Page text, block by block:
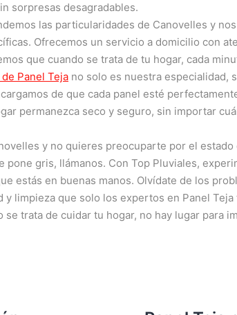
sorpresas desagradables.
las particularidades de Canovelles y
Ofrecemos un servicio a domicilio con
que cuando se trata de tu hogar, cada
Panel Teja no solo es nuestra especialidad,
de que cada panel esté
permanezca seco y seguro, sin importar
y no quieres preocuparte por el estado
pone gris, llámanos. Con Top Pluviales,
estás en buenas manos. Olvídate de los
y limpieza que solo los expertos en Panel Teja
se trata de cuidar tu hogar, no hay lugar para